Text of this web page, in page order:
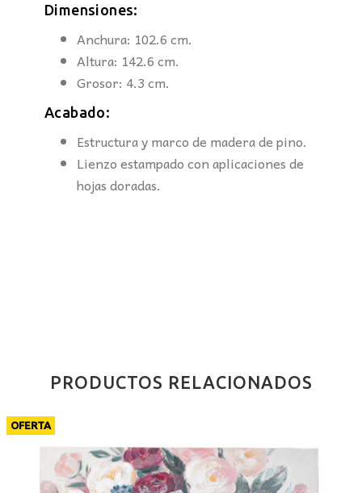
Dimensiones:
Anchura: 102.6 cm.
Altura: 142.6 cm.
Grosor: 4.3 cm.
Acabado:
Estructura y marco de madera de pino.
Lienzo estampado con aplicaciones de
hojas doradas.
PRODUCTOS RELACIONADOS
OFERTA